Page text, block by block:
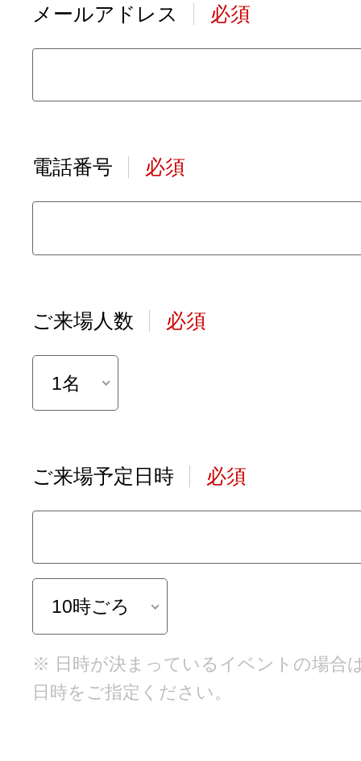
メールアドレス 必須
電話番号 必須
ご来場人数 必須
1名
ご来場予定日時 必須
10時ごろ
※ 日時が決まっているイベントの場合
日時をご指定ください。